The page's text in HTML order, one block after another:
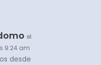
el
9:24 am
desde